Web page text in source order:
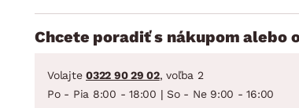
Chcete poradiť s nákupom alebo
Volajte 0322 90 29 02, voľba 2
Po - Pia 8:00 - 18:00 | So - Ne 9:00 - 16:00